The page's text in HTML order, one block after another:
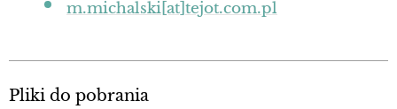
m.michalski[at]tejot.com.pl
Pliki do pobrania